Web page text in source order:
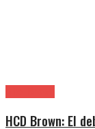
HCD Brown: El